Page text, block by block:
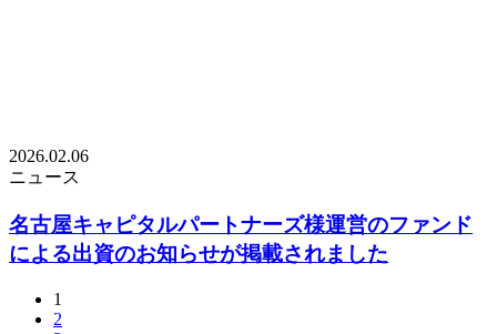
2026.02.06
ニュース
名古屋キャピタルパートナーズ様運営のファンド
による出資のお知らせが掲載されました
1
2